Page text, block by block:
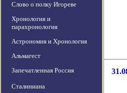
Слово о полку Игореве
Хронология и
парахронология
Астрономия и Хронология
Альмагест
Запечатленная Россия
Сталиниана